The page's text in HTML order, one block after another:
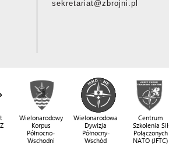
sekretariat@zbrojni.pl
Wielonarodowy
Korpus
Północno-
Wschodni
Wielonarodowa
Dywizja
Północny-
Wschód
Centrum
Szkolenia Sił
Połączonych
NATO (JFTC)